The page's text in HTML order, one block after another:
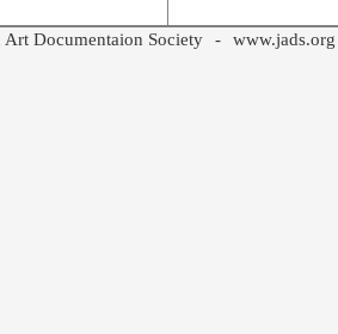
Art Documentaion Society - www.jads.org